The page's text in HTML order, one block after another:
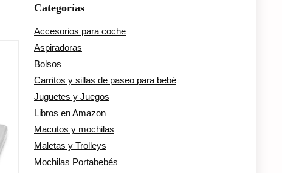
Categorías
Accesorios para coche
Aspiradoras
Bolsos
Carritos y sillas de paseo para bebé
Juguetes y Juegos
Libros en Amazon
Macutos y mochilas
Maletas y Trolleys
Mochilas Portabebés